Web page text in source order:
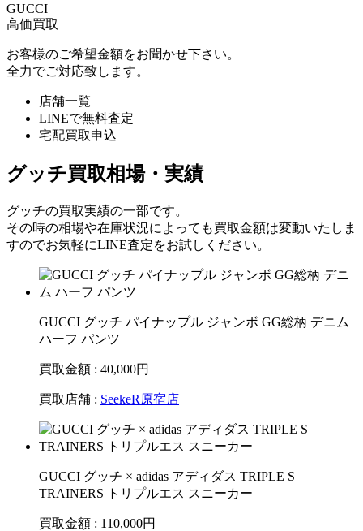
GUCCI
高価買取
お客様のご希望金額をお聞かせ下さい。
全力でご対応致します。
店舗一覧
LINEで無料査定
宅配買取申込
グッチ買取相場・実績
グッチの買取実績の一部です。
その時の相場や在庫状況によっても買取金額は変動いたしま
すのでお気軽にLINE査定をお試しください。
GUCCI グッチ パイナップル ジャンボ GG総柄 デニム
ハーフ パンツ
買取金額 : 40,000円
買取店舗 : SeekeR原宿店
GUCCI グッチ × adidas アディダス TRIPLE S
TRAINERS トリプルエス スニーカー
買取金額 : 110,000円